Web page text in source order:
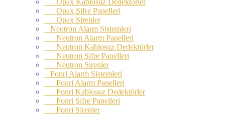
Opax Şifre Panelleri
Opax Sirenler
Neutron Alarm Sistemleri
Neutron Alarm Panelleri
Neutron Kablosuz Dedektörler
Neutron Şifre Panelleri
Neutron Sirenler
Fonri Alarm Sistemleri
Fonri Alarm Panelleri
Fonri Kablosuz Dedektörler
Fonri Şifre Panelleri
Fonri Sirenler